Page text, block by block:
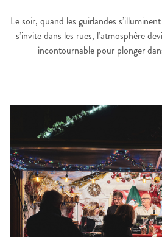
Le soir, quand les guirlandes
s’invite dans les rues, l’atmosphère
incontournable pour plonger